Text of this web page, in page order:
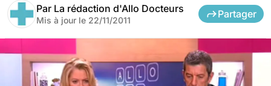
Par La rédaction d'Allo Docteurs
Mis à jour le 22/11/2011
Partager